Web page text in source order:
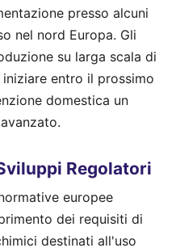
presso alcuni
nel nord Europa. Gli
su larga scala di
entro il prossimo
domestica un
Regolatori
europee
dei requisiti di
destinati all'uso